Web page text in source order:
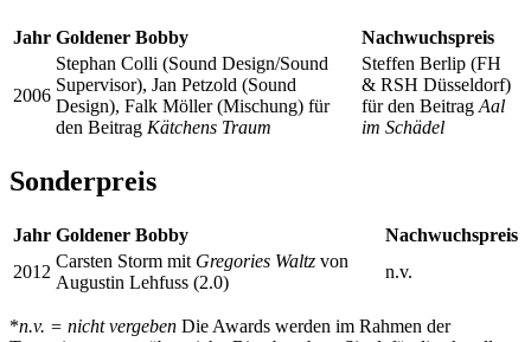
Jahr Goldener Bobby Nachwuchspreis
2006
Stephan Colli (Sound Design/Sound
Supervisor), Jan Petzold (Sound
Design), Falk Möller (Mischung) für
den Beitrag Kätchens Traum
Steffen Berlip (FH
& RSH Düsseldorf)
für den Beitrag Aal
im Schädel
Sonderpreis
Jahr Goldener Bobby
Nachwuchspreis
2012
Carsten Storm mit Gregories Waltz von
Augustin Lehfuss (2.0)
n.v.
*n.v. = nicht vergeben Die Awards werden im Rahmen der